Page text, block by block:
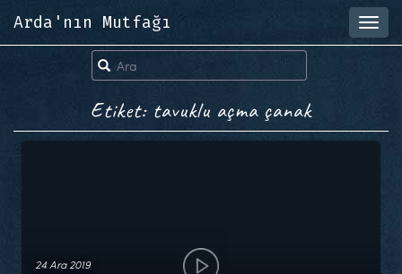
Arda'nın Mutfağı
Etiket: tavuklu açma çanak
24 Ara 2019